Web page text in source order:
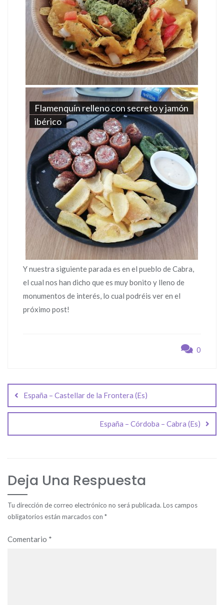
Flamenquín relleno con secreto y jamón
ibérico
Y nuestra siguiente parada es en el pueblo de Cabra,
el cual nos han dicho que es muy bonito y lleno de
monumentos de interés, lo cual podréis ver en el
próximo post!
0
de
entradas
España – Castellar de la Frontera (Es)
España – Córdoba – Cabra (Es)
Deja Una Respuesta
Tu dirección de correo electrónico no será publicada. Los campos
obligatorios están marcados con *
Comentario *